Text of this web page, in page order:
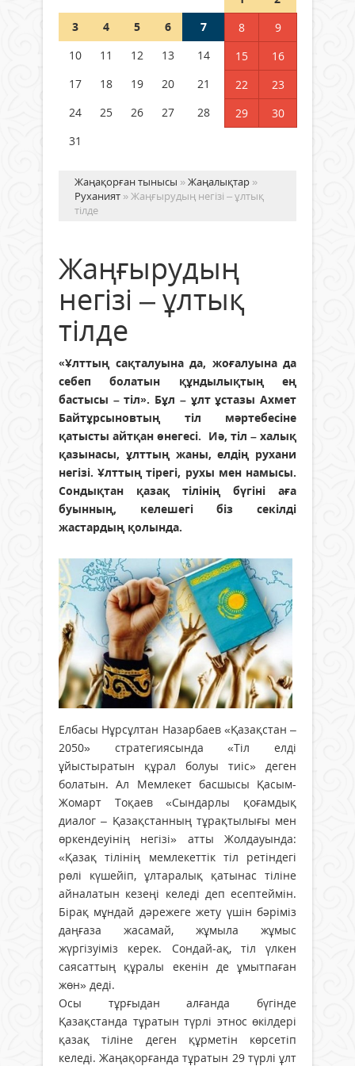
Германия аптап ыстыққа
бастады
04 тамыз 2026 ж.
3
4 5 6 7 8
9
10
11 12 13 14 15
16
17
18 19 20 21 22
23
24
25 26 27 28 29
30
31
Жаңақорған тынысы »Жаңалықтар »
Руханият » Жаңғырудың негізі – ұлтық
тілде
Жаңғырудың
негізі – ұлтық
тілде
«Ұлттың сақталуына да, жоғалуына да
себеп болатын құндылықтың ең
бастысы – тіл». Бұл – ұлт ұстазы Ахмет
Байтұрсыновтың тіл мәртебесіне
қатысты айтқан өнегесі. Иә, тіл – халық
қазынасы, ұлттың жаны, елдің рухани
негізі. Ұлттың тірегі, рухы мен намысы.
Сондықтан қазақ тілінің бүгіні аға
буынның, келешегі біз секілді
жастардың қолында.
Елбасы Нұрсұлтан Назарбаев «Қазақстан –
2050» стратегиясында «Тіл елді
ұйыстыратын құрал болуы тиіс» деген
болатын. Ал Мемлекет басшысы Қасым-
Жомарт Тоқаев «Сындарлы қоғамдық
диалог – Қазақстанның тұрақтылығы мен
өркендеуінің негізі» атты Жолдауында:
«Қазақ тілінің мемлекеттік тіл ретіндегі
рөлі күшейіп, ұлтаралық қатынас тіліне
айналатын кезеңі келеді деп есептеймін.
Бірақ мұндай дәрежеге жету үшін бәріміз
даңғаза жасамай, жұмыла жұмыс
жүргізуіміз керек. Сондай-ақ, тіл үлкен
саясаттың құралы екенін де ұмытпаған
жөн» деді.
Осы тұрғыдан алғанда бүгінде
Қазақстанда тұратын түрлі этнос өкілдері
қазақ тіліне деген құрметін көрсетіп
келеді. Жаңақорғанда тұратын 29 түрлі ұлт